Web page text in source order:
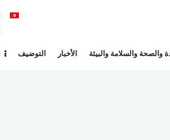
والصحة والسلامة والبيئة الأخبار التوضيف